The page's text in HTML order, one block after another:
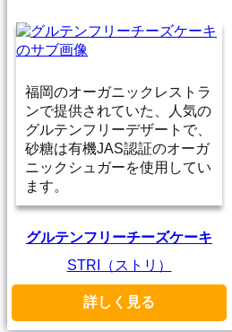
福岡のオーガニックレストラ
ンで提供されていた、人気の
グルテンフリーデザートで、
砂糖は有機JAS認証のオーガ
ニックシュガーを使用してい
ます。
グルテンフリーチーズケーキ
STRI（ストリ）
詳しく見る